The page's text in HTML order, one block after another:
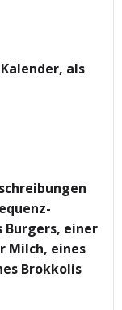
als
einer
Milch, eines
Brokkolis